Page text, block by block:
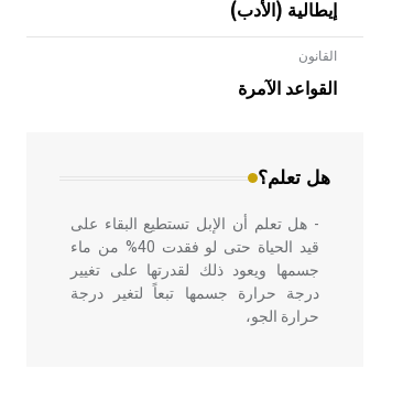
إيطالية (الأدب)
القانون
القواعد الآمرة
هل تعلم؟
- هل تعلم أن الأبلق نوع من الفنون
الهندسية التي ارتبطت بالعمارة الإسلامية
في بلاد الشام ومصر خاصة، حيث يحرص
- هل تعلم أن الإبل تستطيع البقاء على
قيد الحياة حتى لو فقدت 40% من ماء
جسمها ويعود ذلك لقدرتها على تغيير
درجة حرارة جسمها تبعاً لتغير درجة
حرارة الجو،